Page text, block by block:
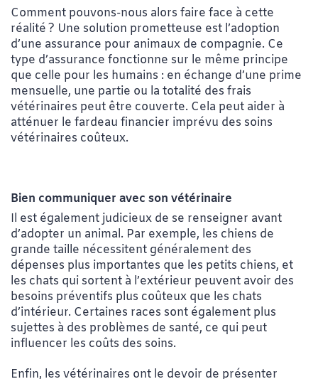
Comment pouvons-nous alors faire face à cette
réalité ? Une solution prometteuse est l’adoption
d’une assurance pour animaux de compagnie. Ce
type d’assurance fonctionne sur le même principe
que celle pour les humains : en échange d’une prime
mensuelle, une partie ou la totalité des frais
vétérinaires peut être couverte. Cela peut aider à
atténuer le fardeau financier imprévu des soins
vétérinaires coûteux.
Bien communiquer avec son vétérinaire
Il est également judicieux de se renseigner avant
d’adopter un animal. Par exemple, les chiens de
grande taille nécessitent généralement des
dépenses plus importantes que les petits chiens, et
les chats qui sortent à l’extérieur peuvent avoir des
besoins préventifs plus coûteux que les chats
d’intérieur. Certaines races sont également plus
sujettes à des problèmes de santé, ce qui peut
influencer les coûts des soins.
Enfin, les vétérinaires ont le devoir de présenter